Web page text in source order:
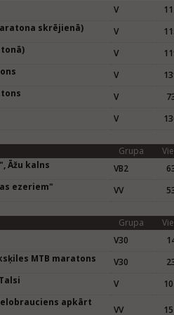
V
skrējienā)
V
V
V
V
V
Grupa
Āžu kalns
VB2
ezeriem"
VV
Grupa
V30
MTB maratons
V30
V
apkārt
VV